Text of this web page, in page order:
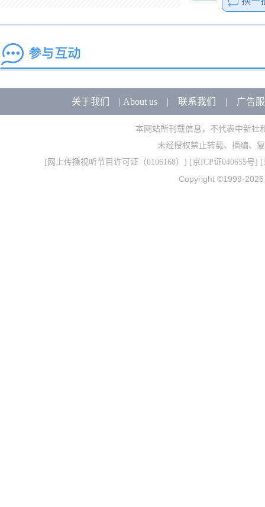
关于我们 | About us| 联系我们 | 广告
本网站所刊载信息，不代表中新社
未经授权禁止转载、摘编、
[ 网上传播视听节目许可证（0106168） ] [京ICP证040655号] [
Copyright ©1999-